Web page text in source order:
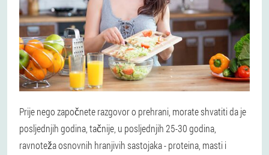
Prije nego započnete razgovor o prehrani, morate shvatiti da je
posljednjih godina, tačnije, u posljednjih 25-30 godina,
ravnoteža osnovnih hranjivih sastojaka - proteina, masti i